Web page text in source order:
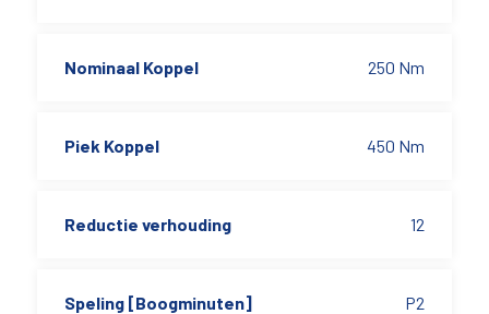
Nominaal Koppel 250 Nm
Piek Koppel 450 Nm
Reductie verhouding 12
Speling [Boogminuten] P2